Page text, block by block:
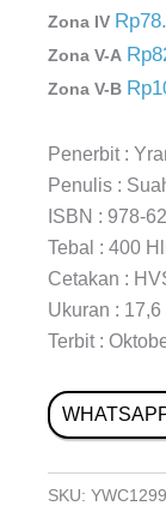
Zona IV
Zona V-A
Zona V-B
Penerbit :
Penulis :
ISBN : 978-
Tebal : 400
Cetakan :
Ukuran : 17,6
Terbit :
SKU: